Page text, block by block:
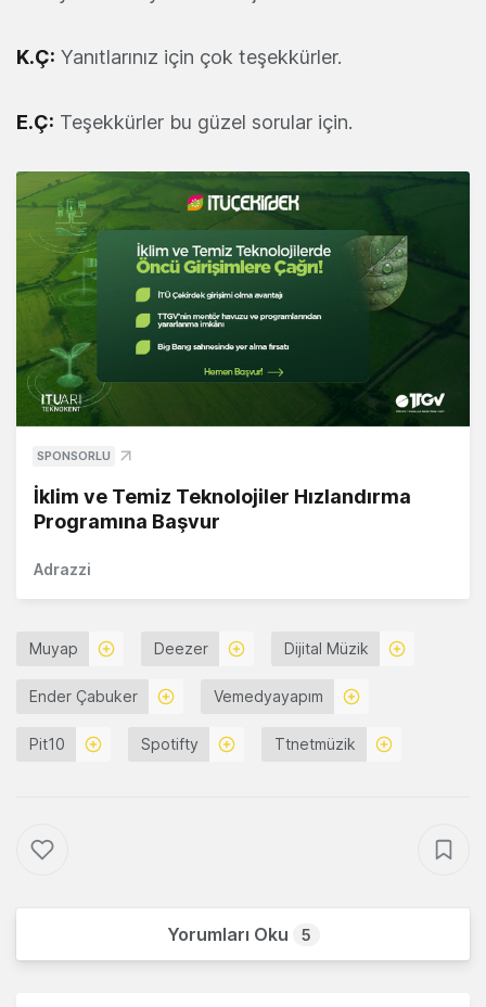
K.Ç: Yanıtlarınız için çok teşekkürler.
E.Ç: Teşekkürler bu güzel sorular için.
SPONSORLU
İklim ve Temiz Teknolojiler Hızlandırma
Programına Başvur
Adrazzi
Muyap Deezer Dijital Müzik
Ender Çabuker Vemedyayapım
Pit10 Spotifty Ttnetmüzik
Yorumları Oku 5